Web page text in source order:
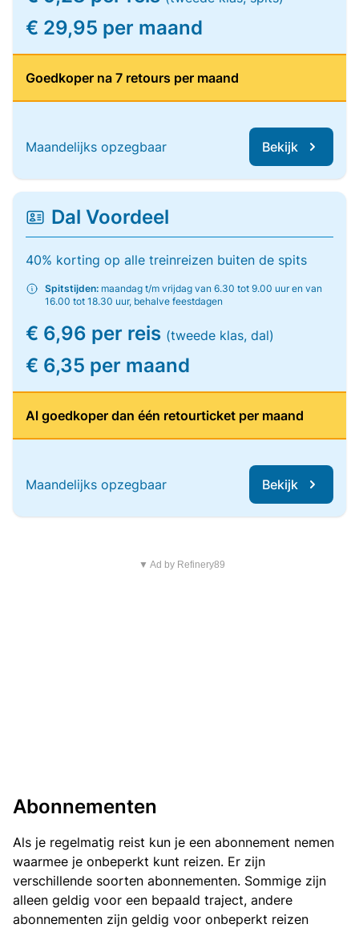
€ 29,95 per maand
Goedkoper na 7 retours per maand
Maandelijks opzegbaar Bekijk
Dal Voordeel
40% korting op alle treinreizen buiten de spits
Spitstijden: maandag t/m vrijdag van 6.30 tot 9.00 uur en van
16.00 tot 18.30 uur, behalve feestdagen
€ 6,96 per reis (tweede klas, dal)
€ 6,35 per maand
Al goedkoper dan één retourticket per maand
Maandelijks opzegbaar Bekijk
▼ Ad by Refinery89
Abonnementen
Als je regelmatig reist kun je een abonnement nemen
waarmee je onbeperkt kunt reizen. Er zijn
verschillende soorten abonnementen. Sommige zijn
alleen geldig voor een bepaald traject, andere
abonnementen zijn geldig voor onbeperkt reizen